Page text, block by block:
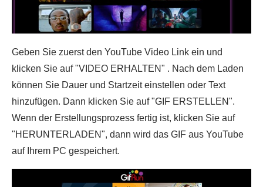
Geben Sie zuerst den YouTube Video Link ein und
klicken Sie auf "VIDEO ERHALTEN" . Nach dem Laden
können Sie Dauer und Startzeit einstellen oder Text
hinzufügen. Dann klicken Sie auf "GIF ERSTELLEN".
Wenn der Erstellungsprozess fertig ist, klicken Sie auf
"HERUNTERLADEN", dann wird das GIF aus YouTube
auf Ihrem PC gespeichert.